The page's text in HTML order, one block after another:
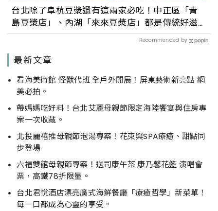
台北除了阜杭豆漿還有這兩家必吃！中正區「青
島豆漿店」、內湖「來來豆漿店」都是傳統好滋
味
Recommended by
最新文章
看海美術館 怪獸代班 全戶外開展！屏東藝術新亮點 網
美必拍。
帶媽媽吃好料！台北艾麗母親節限定海陸饗宴與住房專
案一次收藏。
北投麗禧推母親節泡湯專案！花束與SPA療癒、甜點同
步登場
六福雙館母親節專案！送司康午茶 康乃馨花籃 演唱會
票，高鐵78折限量。
台北君悅酒店漂亮廣式海鮮餐廳「療癒哲學」新菜單！
每一口都成為心靈的享受。